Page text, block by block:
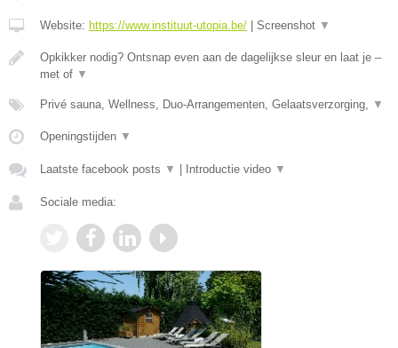
Website: https://www.instituut-utopia.be/ Screenshot ▼
Opkikker nodig? Ontsnap even aan de dagelijkse sleur en laat je –
met of ▼
Privé sauna, Wellness, Duo-Arrangementen, Gelaatsverzorging, ▼
Openingstijden ▼
Laatste facebook posts ▼ Introductie video ▼
Sociale media: